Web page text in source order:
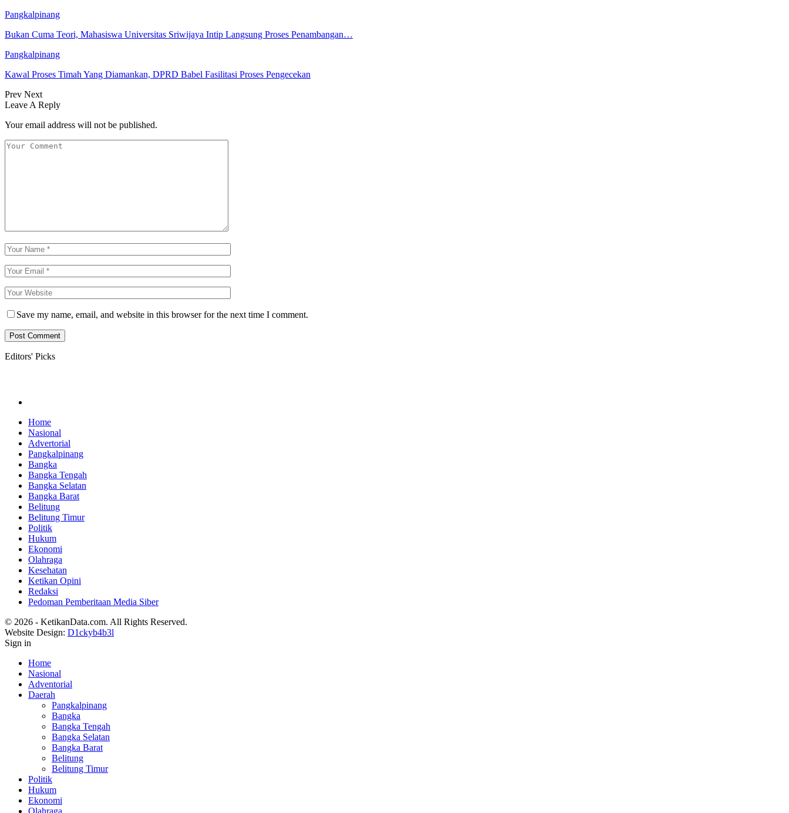
Pangkalpinang
Bukan Cuma Teori, Mahasiswa Universitas Sriwijaya Intip Langsung Proses Penambangan…
Pangkalpinang
Kawal Proses Timah Yang Diamankan, DPRD Babel Fasilitasi Proses Pengecekan
Prev Next
Leave A Reply
Your email address will not be published.
Save my name, email, and website in this browser for the next time I comment.
Editors' Picks
Home
Nasional
Advertorial
Pangkalpinang
Bangka
Bangka Tengah
Bangka Selatan
Bangka Barat
Belitung
Belitung Timur
Politik
Hukum
Ekonomi
Olahraga
Kesehatan
Ketikan Opini
Redaksi
Pedoman Pemberitaan Media Siber
© 2026 - KetikanData.com. All Rights Reserved.
Website Design: D1ckyb4b3l
Sign in
Home
Nasional
Adventorial
Daerah
Pangkalpinang
Bangka
Bangka Tengah
Bangka Selatan
Bangka Barat
Belitung
Belitung Timur
Politik
Hukum
Ekonomi